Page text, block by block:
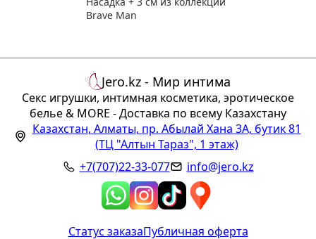
Brave Man
Jero.kz - Мир интима
Секс игрушки, интимная косметика, эротическое
белье & MORE - Доставка по всему Казахстану
Казахстан, Алматы, пр. Абылай Хана 3А, бутик 81
(ТЦ "Алтын Тараз", 1 этаж)
+7(707)22-33-077
info@jero.kz
Статус заказаПубличная оферта